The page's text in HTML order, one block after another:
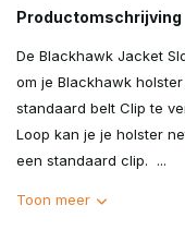
Productomschrijving
De Blackhawk Jacket
om je Blackhawk
standaard belt Clip te
Loop kan je je holster
een standaard clip. ...
Toon meer